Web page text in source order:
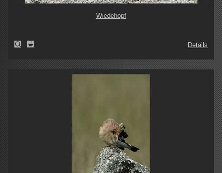
Wiedehopf
Details